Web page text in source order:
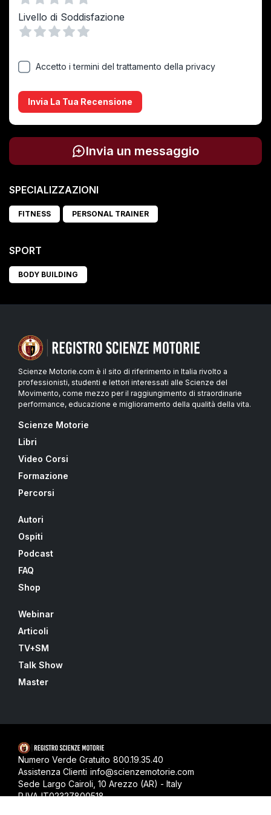
1 Stella
2 Stelle
3 Stelle
4 Stelle
5 Stelle
Livello di Soddisfazione
Accetto i termini del trattamento della privacy
Invia La Tua Recensione
Invia un messaggio
SPECIALIZZAZIONI
FITNESS PERSONAL TRAINER
SPORT
BODY BUILDING
Scienze Motorie.com è il sito di riferimento in Italia rivolto a
professionisti, studenti e lettori interessati alle Scienze del
Movimento, come mezzo per il raggiungimento di straordinarie
performance, educazione e miglioramento della qualità della vita.
Scienze Motorie
Libri
Video Corsi
Formazione
Percorsi
Autori
Ospiti
Podcast
FAQ
Shop
Webinar
Articoli
TV+SM
Talk Show
Master
Numero Verde Gratuito 800.19.35.40
Assistenza Clienti info@scienzemotorie.com
Sede Largo Cairoli, 10 Arezzo (AR) - Italy
P.IVA IT02327800518